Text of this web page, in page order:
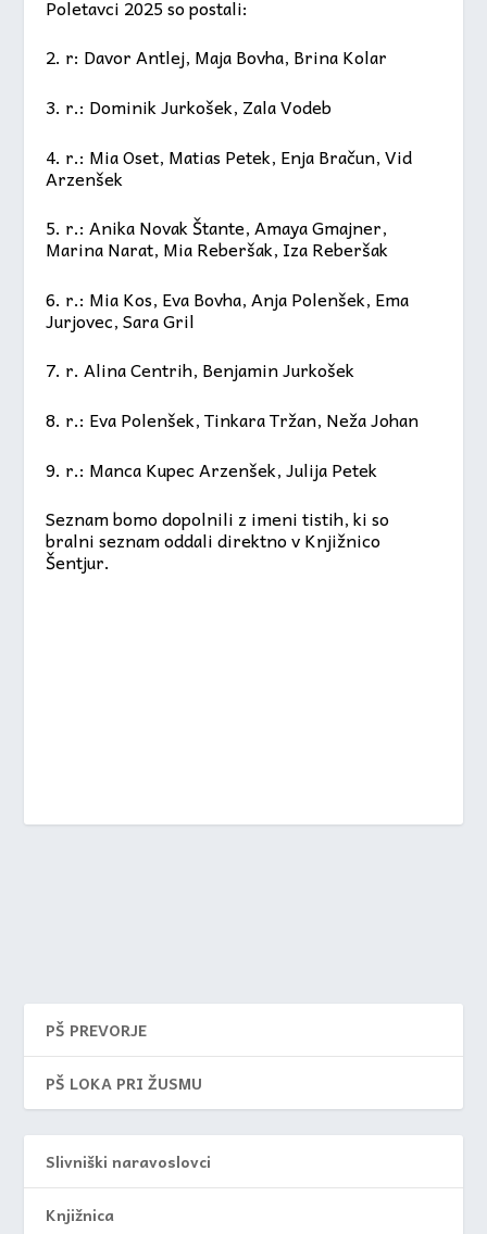
Poletavci 2025 so postali:
2. r: Davor Antlej, Maja Bovha, Brina Kolar
3. r.: Dominik Jurkošek, Zala Vodeb
4. r.: Mia Oset, Matias Petek, Enja Bračun, Vid
Arzenšek
5. r.: Anika Novak Štante, Amaya Gmajner,
Marina Narat, Mia Reberšak, Iza Reberšak
6. r.: Mia Kos, Eva Bovha, Anja Polenšek, Ema
Jurjovec, Sara Gril
7. r. Alina Centrih, Benjamin Jurkošek
8. r.: Eva Polenšek, Tinkara Tržan, Neža Johan
9. r.: Manca Kupec Arzenšek, Julija Petek
Seznam bomo dopolnili z imeni tistih, ki so
bralni seznam oddali direktno v Knjižnico
Šentjur.
PŠ PREVORJE
PŠ LOKA PRI ŽUSMU
Slivniški naravoslovci
Knjižnica